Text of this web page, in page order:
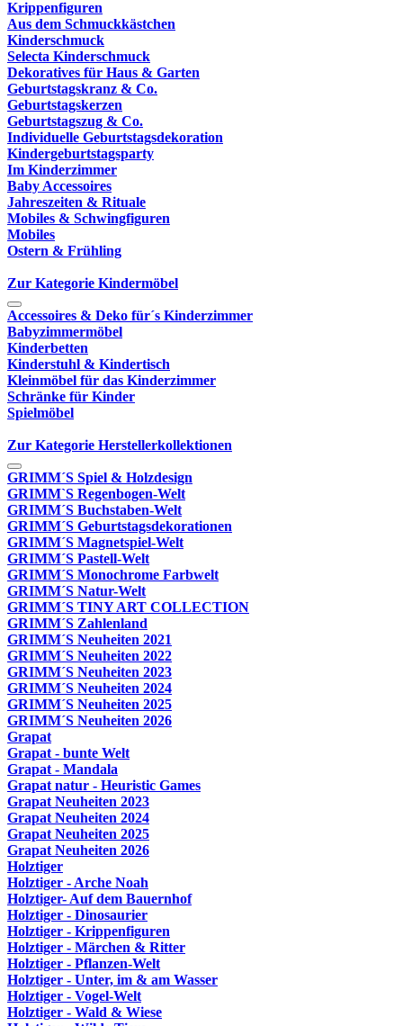
Krippenfiguren
Aus dem Schmuckkästchen
Kinderschmuck
Selecta Kinderschmuck
Dekoratives für Haus & Garten
Geburtstagskranz & Co.
Geburtstagskerzen
Geburtstagszug & Co.
Individuelle Geburtstagsdekoration
Kindergeburtstagsparty
Im Kinderzimmer
Baby Accessoires
Jahreszeiten & Rituale
Mobiles & Schwingfiguren
Mobiles
Ostern & Frühling
Zur Kategorie Kindermöbel
Accessoires & Deko für´s Kinderzimmer
Babyzimmermöbel
Kinderbetten
Kinderstuhl & Kindertisch
Kleinmöbel für das Kinderzimmer
Schränke für Kinder
Spielmöbel
Zur Kategorie Herstellerkollektionen
GRIMM´S Spiel & Holzdesign
GRIMM`S Regenbogen-Welt
GRIMM´S Buchstaben-Welt
GRIMM´S Geburtstagsdekorationen
GRIMM´S Magnetspiel-Welt
GRIMM´S Pastell-Welt
GRIMM´S Monochrome Farbwelt
GRIMM´S Natur-Welt
GRIMM´S TINY ART COLLECTION
GRIMM´S Zahlenland
GRIMM´S Neuheiten 2021
GRIMM´S Neuheiten 2022
GRIMM´S Neuheiten 2023
GRIMM´S Neuheiten 2024
GRIMM´S Neuheiten 2025
GRIMM´S Neuheiten 2026
Grapat
Grapat - bunte Welt
Grapat - Mandala
Grapat natur - Heuristic Games
Grapat Neuheiten 2023
Grapat Neuheiten 2024
Grapat Neuheiten 2025
Grapat Neuheiten 2026
Holztiger
Holztiger - Arche Noah
Holztiger- Auf dem Bauernhof
Holztiger - Dinosaurier
Holztiger - Krippenfiguren
Holztiger - Märchen & Ritter
Holztiger - Pflanzen-Welt
Holztiger - Unter, im & am Wasser
Holztiger - Vogel-Welt
Holztiger - Wald & Wiese